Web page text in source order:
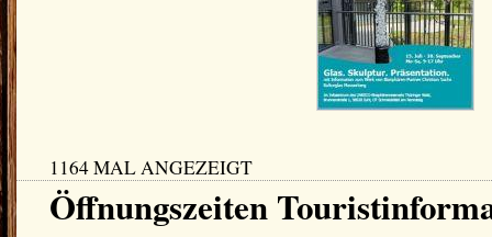
1164 MAL ANGEZEIGT
Öffnungszeiten